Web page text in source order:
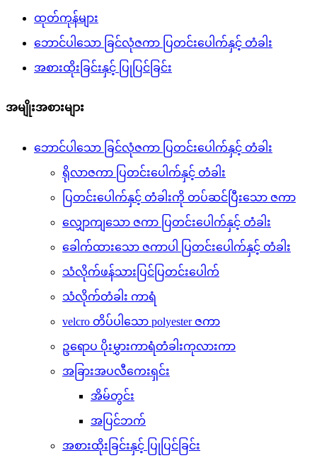
ထုတ်ကုန်များ
ဘောင်ပါသော ခြင်လုံဇကာ ပြတင်းပေါက်နှင့် တံခါး
အစားထိုးခြင်းနှင့် ပြုပြင်ခြင်း
အမျိုးအစားများ
ဘောင်ပါသော ခြင်လုံဇကာ ပြတင်းပေါက်နှင့် တံခါး
ရိုလာဇကာ ပြတင်းပေါက်နှင့် တံခါး
ပြတင်းပေါက်နှင့် တံခါးကို တပ်ဆင်ပြီးသော ဇကာ
လျှောကျသော ဇကာ ပြတင်းပေါက်နှင့် တံခါး
ခေါက်ထားသော ဇကာပါ ပြတင်းပေါက်နှင့် တံခါး
သံလိုက်ဖန်သားပြင်ပြတင်းပေါက်
သံလိုက်တံခါး ကာရံ
velcro တိပ်ပါသော polyester ဇကာ
ဥရောပ ပိုးမွှားကာရံတံခါးကုလားကာ
အခြားအပလီကေးရှင်း
အိမ်တွင်း
အပြင်ဘက်
အစားထိုးခြင်းနှင့် ပြုပြင်ခြင်း